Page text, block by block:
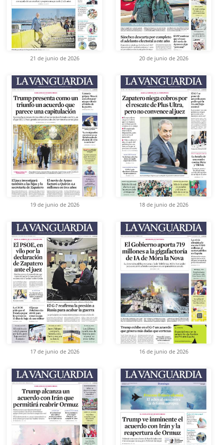
21 de junio de 2026 20 de junio de 2026
19 de junio de 2026 18 de junio de 2026
17 de junio de 2026 16 de junio de 2026